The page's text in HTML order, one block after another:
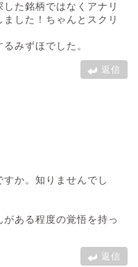
た銘柄ではなくアナリ
した！ちゃんとスクリ
みずほでした。
返信
か。知りませんでし
ある程度の覚悟を持っ
返信